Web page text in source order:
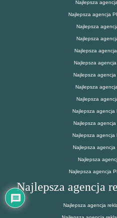
Najlepsza
Najlepsza agencja
Najlepsza
Najlepsza
Najlepsza
Najlepsza
Najlepsza agencja
Najlepsza
Najlepsza
Najlepsza agencja
Najlepsza agencja
Najlepsza agencja
Najlepsza agencja
Najlepsza
Najlepsza agencja
Najlepsza agencja
Najlepsza agencja